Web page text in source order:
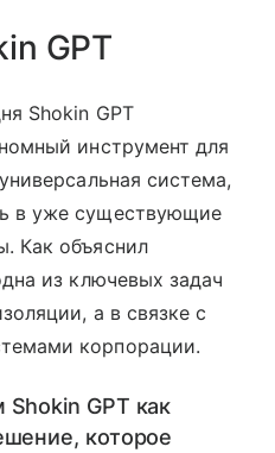
GPT
Shokin GPT
инструмент для
система,
в уже существующие
Как объяснил
из ключевых задач
а в связке с
корпорации.
GPT как
которое